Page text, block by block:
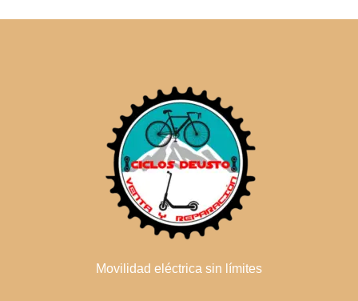
Movilidad eléctrica sin límites